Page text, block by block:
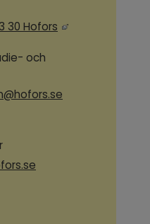
30 Hofors Länk till annan
och